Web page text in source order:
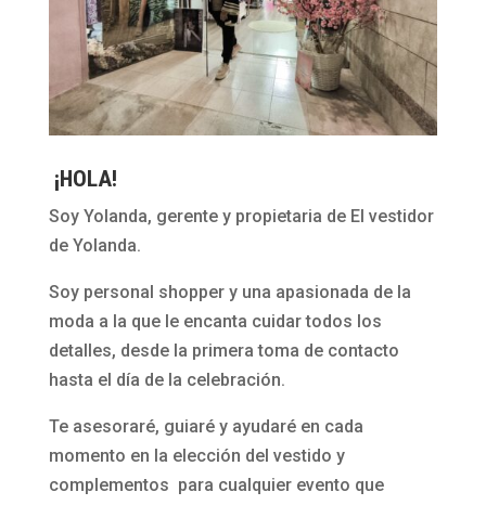
¡HOLA!
Soy Yolanda, gerente y propietaria de El vestidor
de Yolanda.
Soy personal shopper y una apasionada de la
moda a la que le encanta cuidar todos los
detalles, desde la primera toma de contacto
hasta el día de la celebración.
Te asesoraré, guiaré y ayudaré en cada
momento en la elección del vestido y
complementos para cualquier evento que